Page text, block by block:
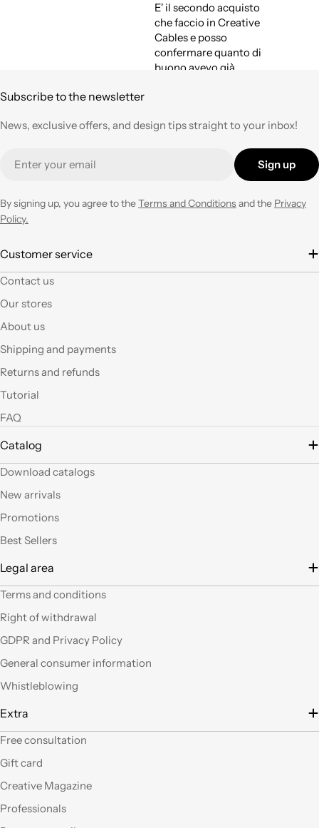
E' il secondo acquisto
che faccio in Creative
Cables e posso
confermare quanto di
buono avevo già
velocità nell'evasione
prezzo corretto !
Tornerò su questo
ne avrò necessità con
visitare il nuovo
vuote.Bravi contenute
Subscribe to the newsletter
News, exclusive offers, and design tips straight to your inbox!
Sign up
By signing up, you agree to theTerms and Conditions and the Privacy
Policy.
Customer service
Contact us
Our stores
About us
Shipping and payments
Returns and refunds
Tutorial
FAQ
Catalog
Download catalogs
New arrivals
Promotions
Best Sellers
Legal area
Terms and conditions
Right of withdrawal
GDPR and Privacy Policy
General consumer information
Whistleblowing
Extra
Free consultation
Gift card
Creative Magazine
Professionals